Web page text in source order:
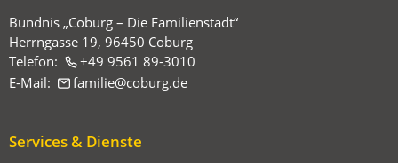
Bündnis „Coburg – Die Familienstadt“
Herrngasse 19, 96450 Coburg
Telefon:
+49 9561 89-3010
E-Mail:
familie coburg de
Services & Dienste